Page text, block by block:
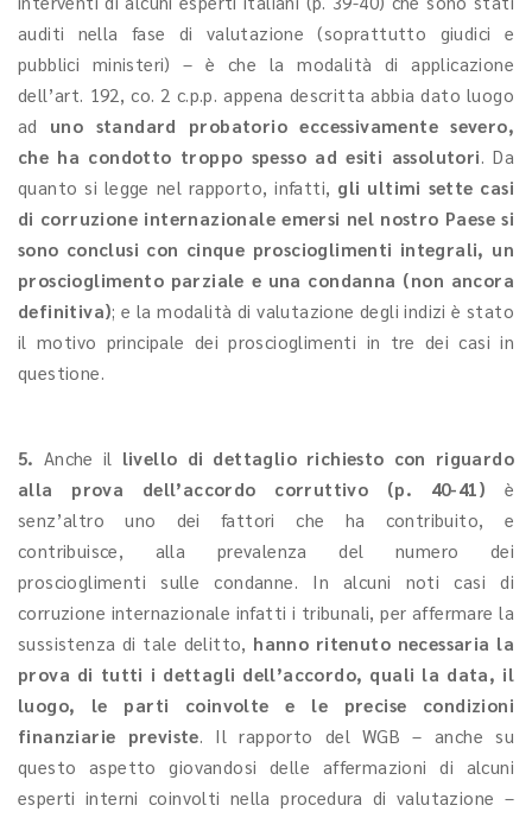
auditi nella fase di valutazione (soprattutto giudici e
pubblici ministeri) – è che la modalità di applicazione
dell’art. 192, co. 2 c.p.p. appena descritta abbia dato luogo
ad uno standard probatorio eccessivamente severo,
che ha condotto troppo spesso ad esiti assolutori. Da
quanto si legge nel rapporto, infatti, gli ultimi sette casi
di corruzione internazionale emersi nel nostro Paese si
sono conclusi con cinque proscioglimenti integrali, un
proscioglimento parziale e una condanna (non ancora
definitiva); e la modalità di valutazione degli indizi è stato
il motivo principale dei proscioglimenti in tre dei casi in
questione.
5. Anche il livello di dettaglio richiesto con riguardo
alla prova dell’accordo corruttivo
(p. 40-41) è
senz’altro uno dei fattori che ha contribuito, e
contribuisce, alla prevalenza del numero dei
proscioglimenti sulle condanne. In alcuni noti casi di
corruzione internazionale infatti i tribunali, per affermare la
sussistenza di tale delitto, hanno ritenuto necessaria la
prova di tutti i dettagli dell’accordo, quali la data, il
luogo, le parti coinvolte e le precise condizioni
finanziarie previste. Il rapporto del WGB – anche su
questo aspetto giovandosi delle affermazioni di alcuni
esperti interni coinvolti nella procedura di valutazione –